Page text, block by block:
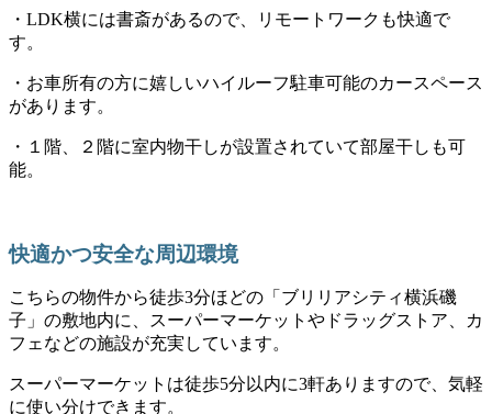
・LDK横には書斎があるので、リモートワークも快適で
す。
・お車所有の方に嬉しいハイルーフ駐車可能のカースペース
があります。
・１階、２階に室内物干しが設置されていて部屋干しも可
能。
快適かつ安全な周辺環境
こちらの物件から徒歩3分ほどの「ブリリアシティ横浜磯
子」の敷地内に、スーパーマーケットやドラッグストア、カ
フェなどの施設が充実しています。
スーパーマーケットは徒歩5分以内に3軒ありますので、気軽
に使い分けできます。